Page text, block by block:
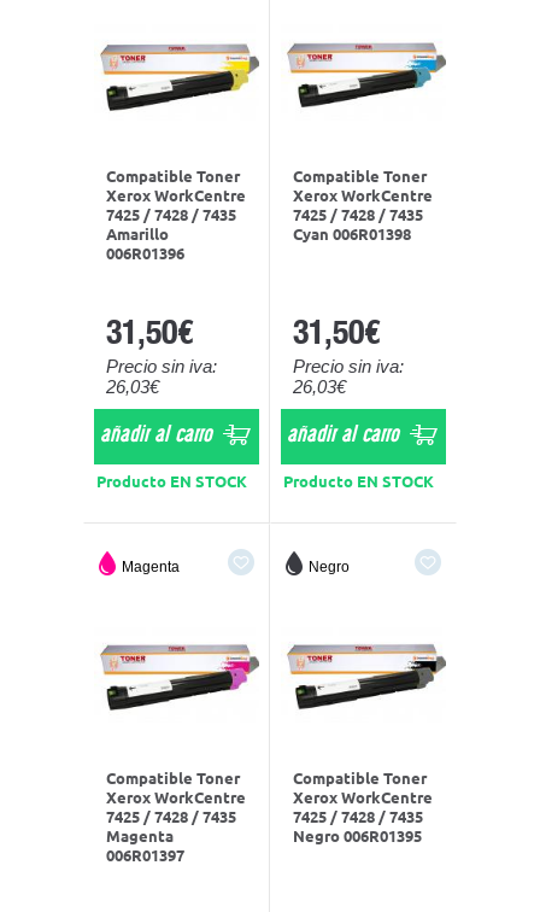
Producto EN STOCK
Compatible Toner
Xerox WorkCentre
7425 / 7428 / 7435
Amarillo
006R01396
31,50€
Precio sin iva:
26,03€
añadir al carro
Producto EN STOCK
Compatible Toner
Xerox WorkCentre
7425 / 7428 / 7435
Cyan 006R01398
31,50€
Precio sin iva:
26,03€
añadir al carro
Magenta
Compatible Toner
Xerox WorkCentre
7425 / 7428 / 7435
Magenta
006R01397
Negro
Compatible Toner
Xerox WorkCentre
7425 / 7428 / 7435
Negro 006R01395